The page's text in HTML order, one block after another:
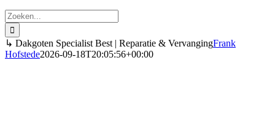
Zoeken
naar:
↳ Dakgoten Specialist Best | Reparatie & VervangingFrank
Hofstede2026-09-18T20:05:56+00:00